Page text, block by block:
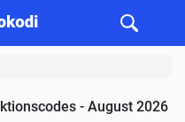
- August 2026